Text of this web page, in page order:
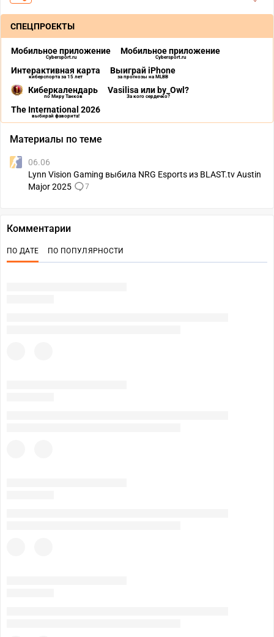
СПЕЦПРОЕКТЫ
Мобильное приложение
Cybersport.ru
Мобильное приложение
Cybersport.ru
Интерактивная карта
киберспорта за 15 лет
Выиграй iPhone
за прогнозы на MLBB
Киберкалендарь
по Миру Танков
Vasilisa или by_Owl?
За кого сердечко?
The International 2026
выбирай фаворита!
Материалы по теме
06.06
Lynn Vision Gaming выбила NRG Esports из BLAST.tv Austin
Major 2025
7
Комментарии
ПО ДАТЕ ПО ПОПУЛЯРНОСТИ